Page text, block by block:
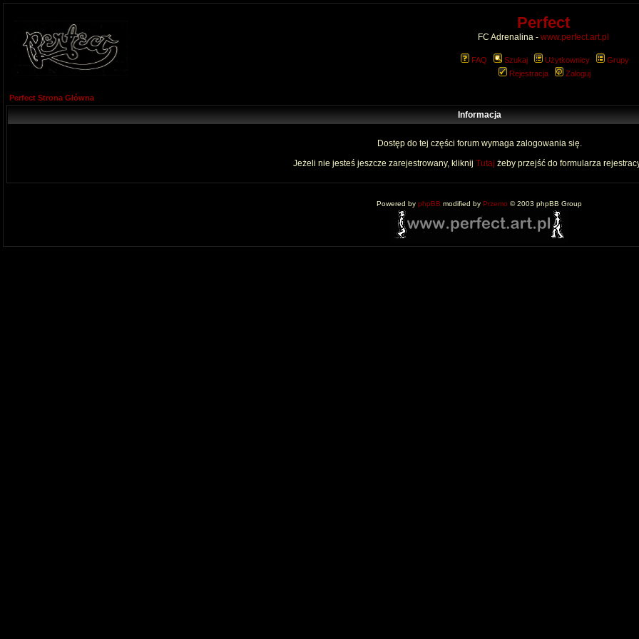
Perfect
FC Adrenalina - www.perfect.art.pl
FAQ Szukaj Użytkownicy
Grupy
Rejestracja
Zaloguj
Perfect Strona Główna
Informacja
Dostęp do tej części forum wymaga zalogowania się.
Jeżeli nie jesteś jeszcze zarejestrowany, kliknij Tutaj żeby przejść do formularza
Powered by phpBB modified by Przemo © 2003 phpBB Group